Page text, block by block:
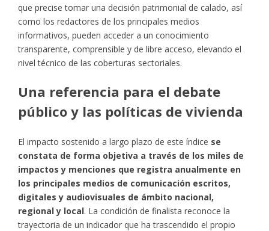
que precise tomar una decisión patrimonial de calado, así
como los redactores de los principales medios
informativos, pueden acceder a un conocimiento
transparente, comprensible y de libre acceso, elevando el
nivel técnico de las coberturas sectoriales.
Una referencia para el debate
público y las políticas de vivienda
El impacto sostenido a largo plazo de este índice se
constata de forma objetiva a través de los miles de
impactos y menciones que registra anualmente en
los principales medios de comunicación escritos,
digitales y audiovisuales de ámbito nacional,
regional y local. La condición de finalista reconoce la
trayectoria de un indicador que ha trascendido el propio